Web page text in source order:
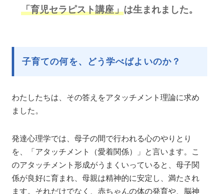
「育児セラピスト講座」は生まれました。
子育ての何を、どう学べばよいのか？
わたしたちは、その答えをアタッチメント理論に求め
ました。
発達心理学では、母子の間で行われる心のやりとり
を、「アタッチメント（愛着関係）」と言います。こ
のアタッチメント形成がうまくいっていると、母子関
係が良好に育まれ、母親は精神的に安定し、満たされ
ます。それだけでなく、赤ちゃんの体の発育や、脳神